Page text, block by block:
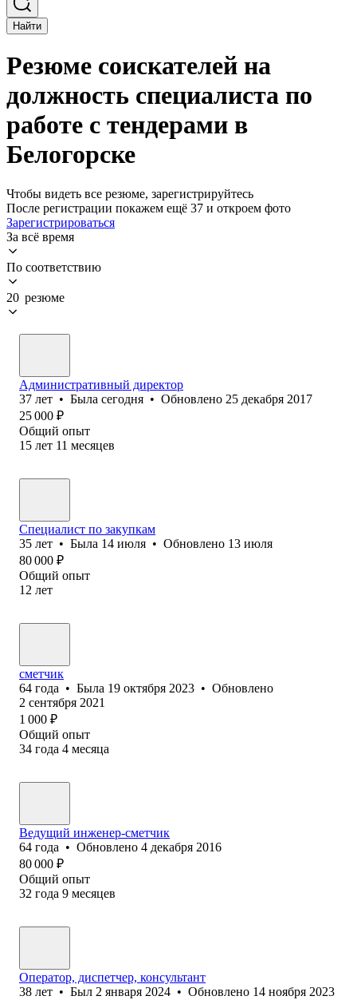
Найти
Резюме соискателей на
должность специалиста по
работе с тендерами в
Белогорске
Чтобы видеть все резюме, зарегистрируйтесь
После регистрации покажем ещё 37 и откроем фото
Зарегистрироваться
За всё время
По соответствию
20 резюме
Административный директор
37 лет • Была сегодня • Обновлено 25 декабря 2017
25 000 ₽
Общий опыт
15 лет 11 месяцев
Специалист по закупкам
35 лет • Была 14 июля • Обновлено 13 июля
80 000 ₽
Общий опыт
12 лет
сметчик
64 года • Была 19 октября 2023 • Обновлено
2 сентября 2021
1 000 ₽
Общий опыт
34 года 4 месяца
Ведущий инженер-сметчик
64 года • Обновлено 4 декабря 2016
80 000 ₽
Общий опыт
32 года 9 месяцев
Оператор, диспетчер, консультант
38 лет • Был 2 января 2024 • Обновлено 14 ноября 2023